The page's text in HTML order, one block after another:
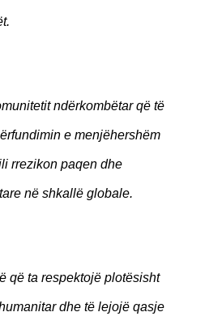
ndërkombëtar që të
e menjëhershëm
rrezikon paqen dhe
në shkallë globale.
që ta respektojë plotësisht
dhe të lejojë qasje